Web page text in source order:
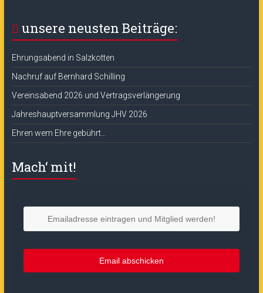
unsere neusten Beiträge:
Ehrungsabend in Salzkotten
Nachruf auf Bernhard Schilling
Vereinsabend 2026 und Vertragsverlängerung
Jahreshauptversammlung JHV 2026
Ehren wem Ehre gebührt…
Mach‘ mit!